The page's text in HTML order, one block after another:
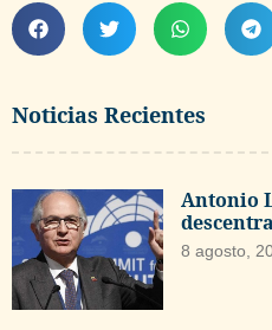
Noticias Recientes
Antonio
8 agosto,